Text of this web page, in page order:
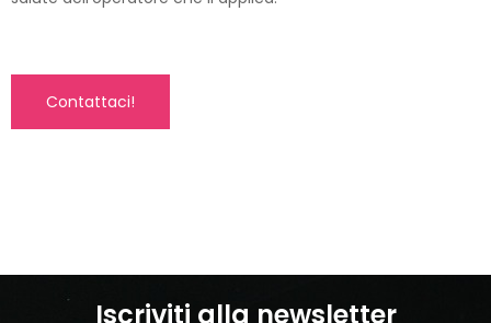
Contattaci!
Iscriviti alla newsletter